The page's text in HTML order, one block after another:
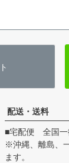
配送・送料
■宅配便 全国一
※沖縄、離島、
ます。